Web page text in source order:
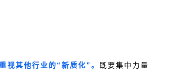
视其他行业的“新质化”。
既要集中力量